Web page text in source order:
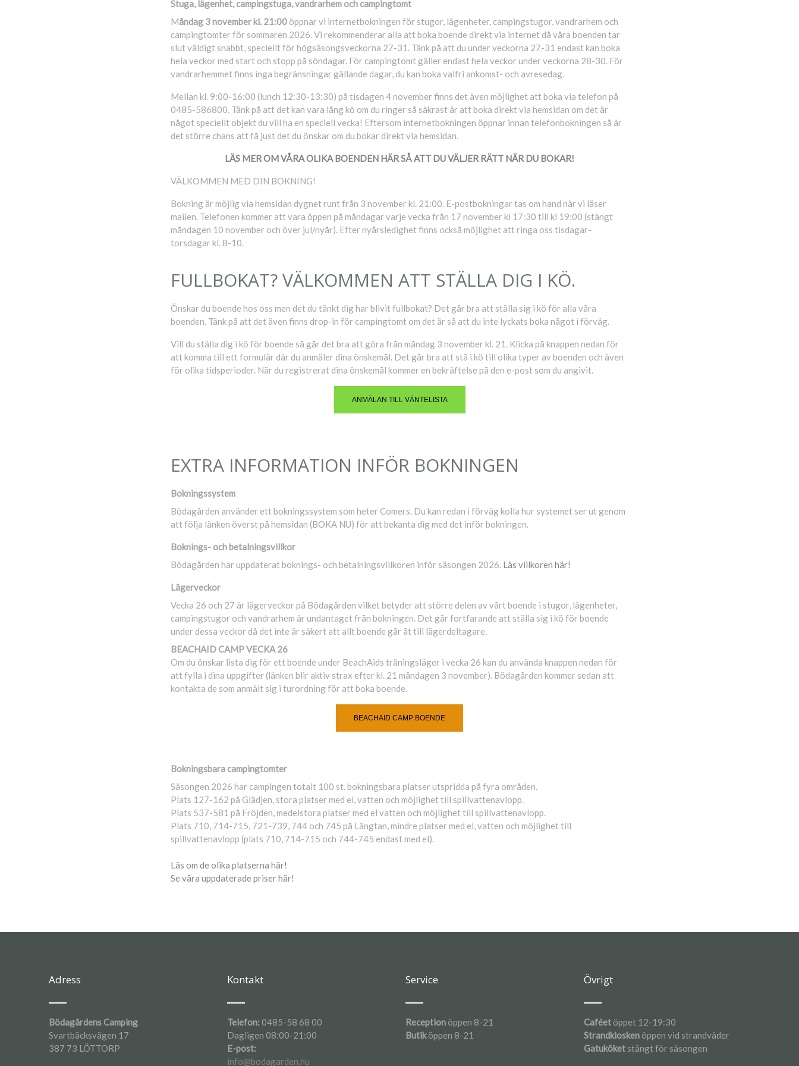
Stuga, lägenhet, campingstuga, vandrarhem och campingtomt
Måndag 3 november kl. 21:00 öppnar vi internetbokningen för stugor, lägenheter, campingstugor, vandrarhem och
campingtomter för sommaren 2026. Vi rekommenderar alla att boka boende direkt via internet då våra boenden tar
slut väldigt snabbt, speciellt för högsäsongsveckorna 27-31. Tänk på att du under veckorna 27-31 endast kan boka
hela veckor med start och stopp på söndagar. För campingtomt gäller endast hela veckor under veckorna 28-30. För
vandrarhemmet finns inga begränsningar gällande dagar, du kan boka valfri ankomst- och avresedag.
Mellan kl. 9:00-16:00 (lunch 12:30-13:30) på tisdagen 4 november finns det även möjlighet att boka via telefon på
0485-586800. Tänk på att det kan vara lång kö om du ringer så säkrast är att boka direkt via hemsidan om det är
något speciellt objekt du vill ha en speciell vecka! Eftersom internetbokningen öppnar innan telefonbokningen så är
det större chans att få just det du önskar om du bokar direkt via hemsidan.
LÄS MER OM VÅRA OLIKA BOENDEN HÄR SÅ ATT DU VÄLJER RÄTT NÄR DU BOKAR!
VÄLKOMMEN MED DIN BOKNING!
Bokning är möjlig via hemsidan dygnet runt från 3 november kl. 21:00. E-postbokningar tas om hand när vi läser
mailen. Telefonen kommer att vara öppen på måndagar varje vecka från 17 november kl 17:30 till kl 19:00 (stängt
måndagen 10 november och över jul/nyår). Efter nyårsledighet finns också möjlighet att ringa oss tisdagar-
torsdagar kl. 8-10.
FULLBOKAT? VÄLKOMMEN ATT STÄLLA DIG I KÖ.
Önskar du boende hos oss men det du tänkt dig har blivit fullbokat? Det går bra att ställa sig i kö för alla våra
boenden. Tänk på att det även finns drop-in för campingtomt om det är så att du inte lyckats boka något i förväg.
Vill du ställa dig i kö för boende så går det bra att göra från måndag 3 november kl. 21. Klicka på knappen nedan för
att komma till ett formulär där du anmäler dina önskemål. Det går bra att stå i kö till olika typer av boenden och även
för olika tidsperioder. När du registrerat dina önskemål kommer en bekräftelse på den e-post som du angivit.
ANMÄLAN TILL VÄNTELISTA
EXTRA INFORMATION INFÖR BOKNINGEN
Bokningssystem
Bödagården använder ett bokningssystem som heter Comers. Du kan redan i förväg kolla hur systemet ser ut genom
att följa länken överst på hemsidan (BOKA NU) för att bekanta dig med det inför bokningen.
Boknings- och betalningsvillkor
Bödagården har uppdaterat boknings- och betalningsvillkoren inför säsongen 2026. Läs villkoren här!
Lägerveckor
Vecka 26 och 27 är lägerveckor på Bödagården vilket betyder att större delen av vårt boende i stugor, lägenheter,
campingstugor och vandrarhem är undantaget från bokningen. Det går fortfarande att ställa sig i kö för boende
under dessa veckor då det inte är säkert att allt boende går åt till lägerdeltagare.
BEACHAID CAMP VECKA 26
Om du önskar lista dig för ett boende under BeachAids träningsläger i vecka 26 kan du använda knappen nedan för
att fylla i dina uppgifter (länken blir aktiv strax efter kl. 21 måndagen 3 november). Bödagården kommer sedan att
kontakta de som anmält sig i turordning för att boka boende.
BEACHAID CAMP BOENDE
Bokningsbara campingtomter
Säsongen 2026 har campingen totalt 100 st. bokningsbara platser utspridda på fyra områden.
Plats 127-162 på Glädjen, stora platser med el, vatten och möjlighet till spillvattenavlopp.
Plats 537-581 på Fröjden, medelstora platser med el vatten och möjlighet till spillvattenavlopp.
Plats 710, 714-715, 721-739, 744 och 745 på Längtan, mindre platser med el, vatten och möjlighet till
spillvattenavlopp (plats 710, 714-715 och 744-745 endast med el).
Läs om de olika platserna här!
Se våra uppdaterade priser här!
Adress
Bödagårdens Camping
Svartbäcksvägen 17
387 73 LÖTTORP
Kontakt
Telefon:0485-58 68 00
Dagligen 08:00-21:00
E-post:
info@bodagarden.nu
Service
Reception öppen 8-21
Butiköppen 8-21
Övrigt
Caféet öppet 12-19:30
Strandkiosken öppen vid strandväder
Gatuköket stängt för säsongen